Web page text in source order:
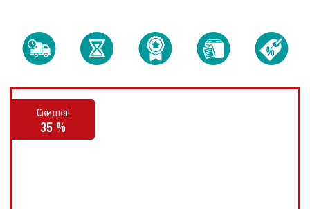
Скидка!
35 %